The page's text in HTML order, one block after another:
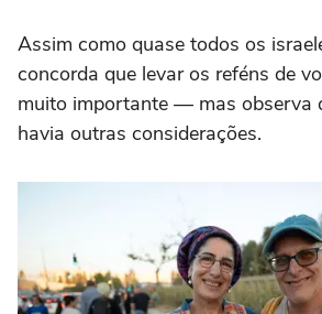
Assim como quase todos os
concorda que levar os reféns de
muito importante — mas observa
havia outras considerações.